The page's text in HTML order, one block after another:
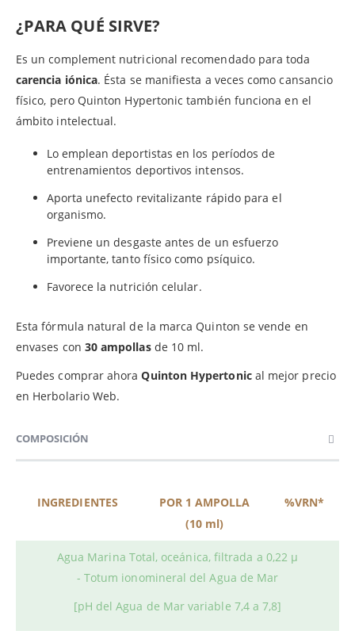
¿PARA QUÉ SIRVE?
Es un complement nutricional recomendado para toda
carencia iónica. Ésta se manifiesta a veces como cansancio
físico, pero Quinton Hypertonic también funciona en el
ámbito intelectual.
Lo emplean deportistas en los períodos de
entrenamientos deportivos intensos.
Aporta unefecto revitalizante rápido para el
organismo.
Previene un desgaste antes de un esfuerzo
importante, tanto físico como psíquico.
Favorece la nutrición celular.
Esta fórmula natural de la marca Quinton se vende en
envases con 30 ampollasde 10 ml.
Puedes comprar ahoraQuinton Hypertonical mejor precio
en Herbolario Web.
COMPOSICIÓN
INGREDIENTES
POR 1 AMPOLLA
(10 ml)
%VRN*
Agua Marina Total, oceánica, filtrada a 0,22 μ
- Totum ionomineral del Agua de Mar
[pH del Agua de Mar variable 7,4 a 7,8]